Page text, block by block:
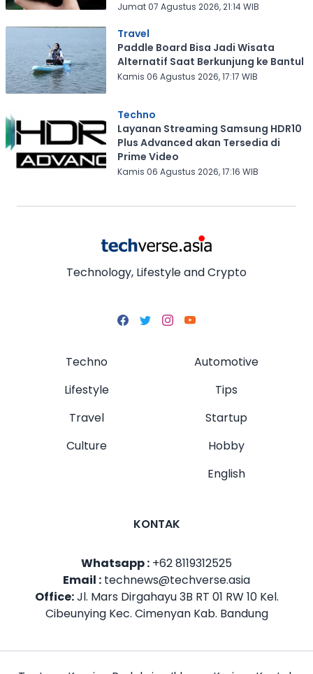
Jumat 07 Agustus 2026, 21:14 WIB
Travel
Paddle Board Bisa Jadi Wisata
Alternatif Saat Berkunjung ke Bantul
Kamis 06 Agustus 2026, 17:17 WIB
Techno
Layanan Streaming Samsung HDR10
Plus Advanced akan Tersedia di
Prime Video
Kamis 06 Agustus 2026, 17:16 WIB
Technology, Lifestyle and Crypto
Techno
Lifestyle
Travel
Culture
Automotive
Tips
Startup
Hobby
English
KONTAK
Whatsapp : +62 8119312525
Email : technews@techverse.asia
Office:Jl. Mars Dirgahayu 3B RT 01 RW 10 Kel.
Cibeunying Kec. Cimenyan Kab. Bandung